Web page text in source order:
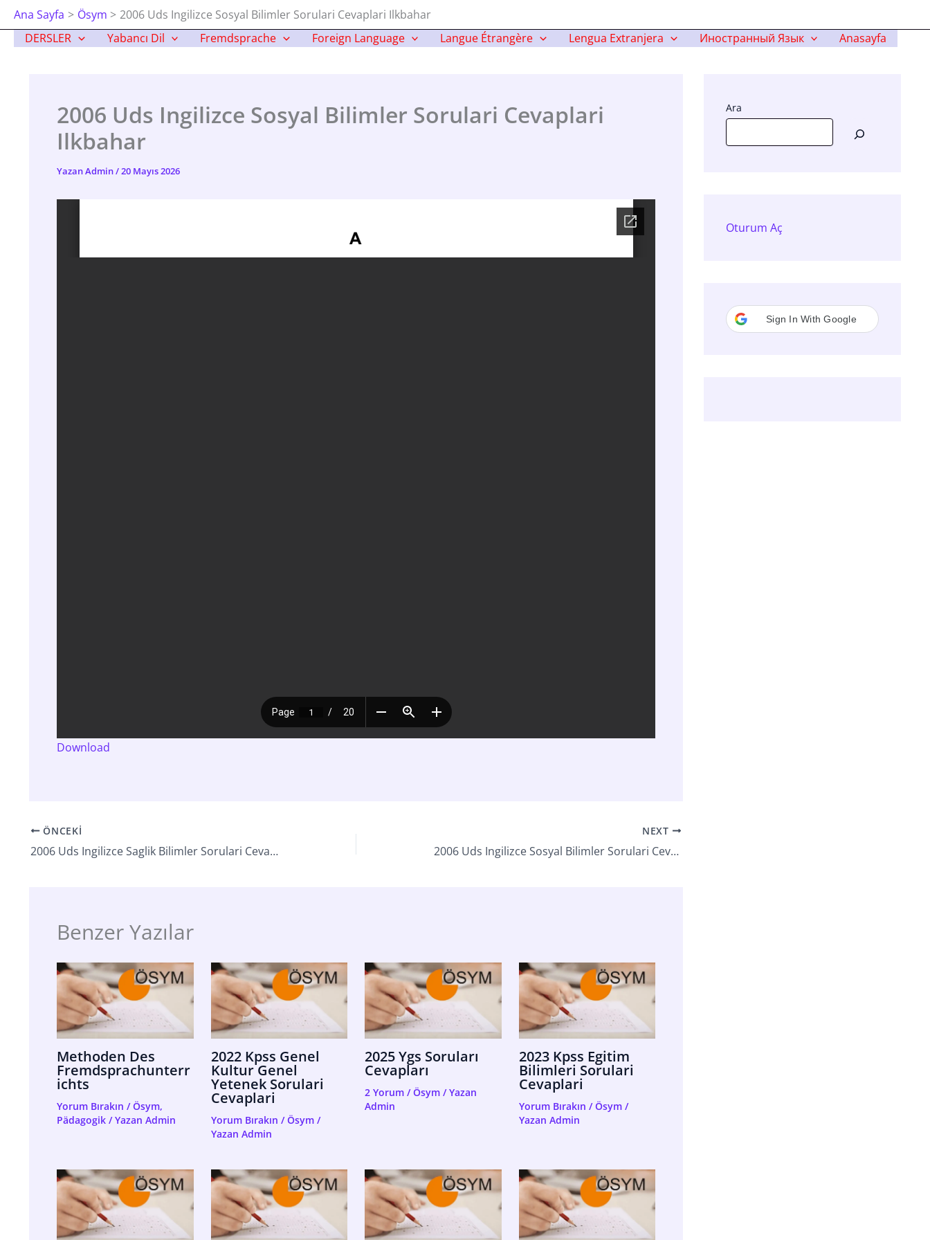
İçeriğe
Atla
DERSLER Yabancı Dil Fremdsprache Foreign Language Langue Étrangère Lengua Extranjera Иностранный Язык Anasayfa
Ana Sayfa Ösym 2006 Uds Ingilizce Sosyal Bilimler Sorulari Cevaplari Ilkbahar
2006 Uds Ingilizce Sosyal Bilimler Sorulari Cevaplari
Ilkbahar
YazanAdmin/20 Mayıs 2026
Download
ÖNCEKI
2006 Uds Ingilizce Saglik Bilimler Sorulari Cevaplari Sonbahar
NEXT
2006 Uds Ingilizce Sosyal Bilimler Sorulari Cevaplari Sonbahar
Benzer Yazılar
Methoden Des
Fremdsprachunterr
Ichts
Yorum Bırakın /Ösym,
Pädagogik / Yazan Admin
2022 Kpss Genel
Kultur Genel
Yetenek Sorulari
Cevaplari
Yorum Bırakın /Ösym/
Yazan Admin
2025 Ygs Soruları
Cevapları
2 Yorum /Ösym / Yazan
Admin
2023 Kpss Egitim
Bilimleri Sorulari
Cevaplari
Yorum Bırakın /Ösym/
Yazan Admin
Ara
Oturum Aç
Sign In With Google